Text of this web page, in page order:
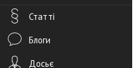
Статті
Блоги
Досьє